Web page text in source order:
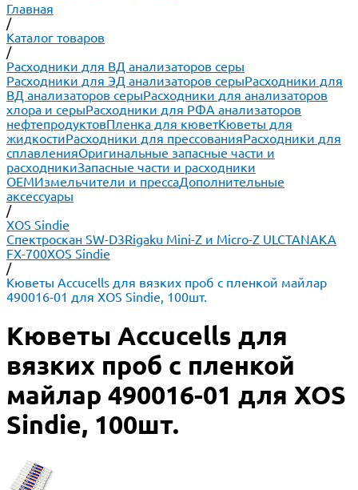
Главная
/
Каталог товаров
/
Расходники для ВД анализаторов серы
Расходники для ЭД анализаторов серыРасходники для
ВД анализаторов серыРасходники для анализаторов
хлора и серыРасходники для РФА анализаторов
нефтепродуктовПленка для кюветКюветы для
жидкостиРасходники для прессованияРасходники для
сплавленияОригинальные запасные части и
расходникиЗапасные части и расходники
ОЕМИзмельчители и прессаДополнительные
аксессуары
/
XOS Sindie
Спектроскан SW-D3Rigaku Mini-Z и Micro-Z ULCTANAKA
FX-700XOS Sindie
/
Кюветы Accucells для вязких проб с пленкой майлар
490016-01 для XOS Sindie, 100шт.
Кюветы Accucells для
вязких проб с пленкой
майлар 490016-01 для XOS
Sindie, 100шт.